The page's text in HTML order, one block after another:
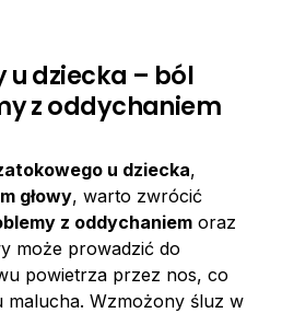
u dziecka – ból
z oddychaniem
u dziecka,
głowy, warto zwrócić
z oddychaniem oraz
może prowadzić do
powietrza przez nos, co
malucha. Wzmożony śluz w